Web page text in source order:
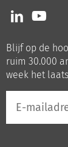
Volg
ons
LinkedIn
Volg
ons
Youtube
Blijf op de
ruim 30.000
week het
mailadres